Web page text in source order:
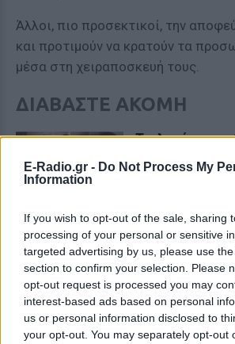
E-Radio.gr - Do Not Process My
Information
If you wish to opt-out of the sale, sharing
processing of your personal or sensitive
targeted advertising by us, please use
section to confirm your selection. Please
opt-out request is processed you may
interest-based ads based on personal
us or personal information disclosed to
your opt-out. You may separately opt-out
Άλλοι, πιο προσεκτικοί, την
και προτιμούν να κρατούν τα
μέσα στη χειραποσκευή τους.
ΔΙΑΒΑΣΤΕ ΑΚΟΜΗ
Τρελαμένος
ανοίξει την
ΚΌΣΜΟΣ ΠΡΙΝ 9
Χαοτικές
αεροδρόμιο
Υπάλληλοι
εξοπλισμό που
άνεμοι